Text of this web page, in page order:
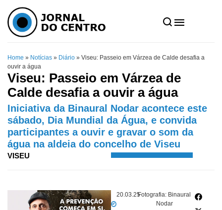
Home » Notícias » Diário » Viseu: Passeio em Várzea de Calde desafia a
ouvir a água
Viseu: Passeio em Várzea de
Calde desafia a ouvir a água
Iniciativa da Binaural Nodar acontece este
sábado, Dia Mundial da Água, e convida
participantes a ouvir e gravar o som da
água na aldeia do concelho de Viseu
VISEU
20.03.25Fotografia: Binaural
Nodar